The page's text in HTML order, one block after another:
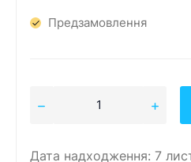
Предзамовлення
Дата надходження: 7